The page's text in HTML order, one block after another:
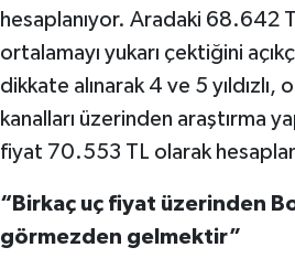
hesaplanıyor. Aradaki 68.642
ortalamayı yukarı çektiğini
dikkate alınarak 4 ve 5
kanalları üzerinden araştırma
fiyat 70.553 TL olarak
“ Birkaç uç fiyat üzerinden
görmezden gelmektir”